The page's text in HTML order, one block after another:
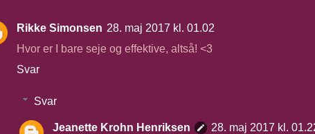
Rikke Simonsen 28. maj 2017 kl. 01.02
Hvor er I bare seje og effektive, altså! <3
Svar
Svar
Jeanette Krohn Henriksen
28. maj 2017 kl.